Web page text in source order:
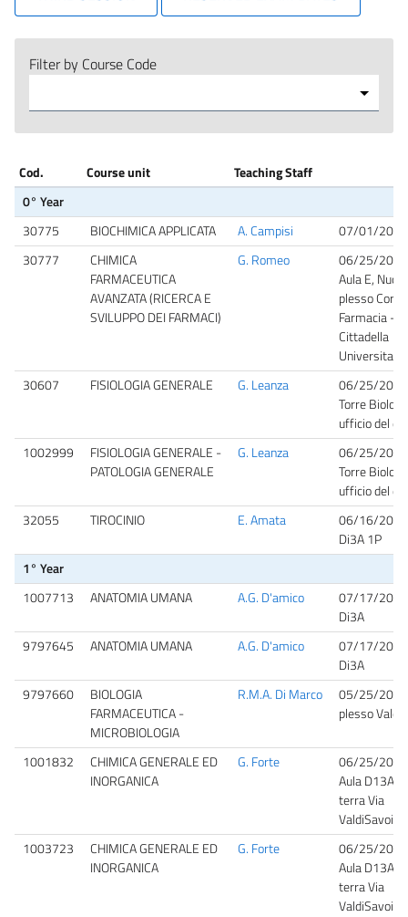
Filter by Course Code
Cod. Course unit
Teaching Staff
0° Year
30775
BIOCHIMICA APPLICATA A. Campisi
07/01/
30777
CHIMICA
FARMACEUTICA
AVANZATA (RICERCA E
SVILUPPO DEI FARMACI)
G. Romeo
06/25/
Aula E,
plesso
Farmacia -
Cittadella
Universitaria
30607
FISIOLOGIA GENERALE G. Leanza
06/25/
Torre
ufficio del
1002999
FISIOLOGIA GENERALE -
PATOLOGIA GENERALE
G. Leanza
06/25/
Torre
ufficio del
32055
TIROCINIO E. Amata
06/16/
Di3A 1P
1° Year
1007713
ANATOMIA UMANA A.G. D'amico
07/17/
Di3A
9797645
ANATOMIA UMANA A.G. D'amico
07/17/
Di3A
9797660
BIOLOGIA
FARMACEUTICA -
MICROBIOLOGIA
R.M.A. Di Marco
05/25/
plesso
1001832
CHIMICA GENERALE ED
INORGANICA
G. Forte
06/25/
Aula D13A
terra Via
ValdiSavoia
1003723
CHIMICA GENERALE ED
INORGANICA
G. Forte
06/25/
Aula D13A
terra Via
ValdiSavoia